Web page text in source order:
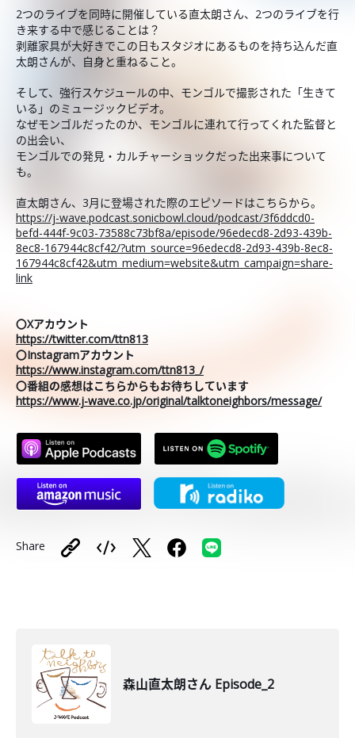
2つのライブを同時に開催している直太朗さん、2つのライブを行
き来する中で感じることは？
剥離家具が大好きでこの日もスタジオにあるものを持ち込んだ直
太朗さんが、自身と重ねること。
そして、強行スケジュールの中、モンゴルで撮影された「生きて
いる」のミュージックビデオ。
なぜモンゴルだったのか、モンゴルに連れて行ってくれた監督と
の出会い、
モンゴルでの発見・カルチャーショックだった出来事について
も。
直太朗さん、3月に登場された際のエピソードはこちらから。
https://j-wave.podcast.sonicbowl.cloud/podcast/3f6ddcd0-
befd-444f-9c03-73588c73bf8a/episode/96edecd8-2d93-439b-
8ec8-167944c8cf42/?utm_source=96edecd8-2d93-439b-8ec8-
167944c8cf42&utm_medium=website&utm_campaign=share-
link
〇Xアカウント
https://twitter.com/ttn813
〇Instagramアカウント
https://www.instagram.com/ttn813_/
〇番組の感想はこちらからもお待ちしています
https://www.j-wave.co.jp/original/talktoneighbors/message/
Share
森山直太朗さん Episode_2